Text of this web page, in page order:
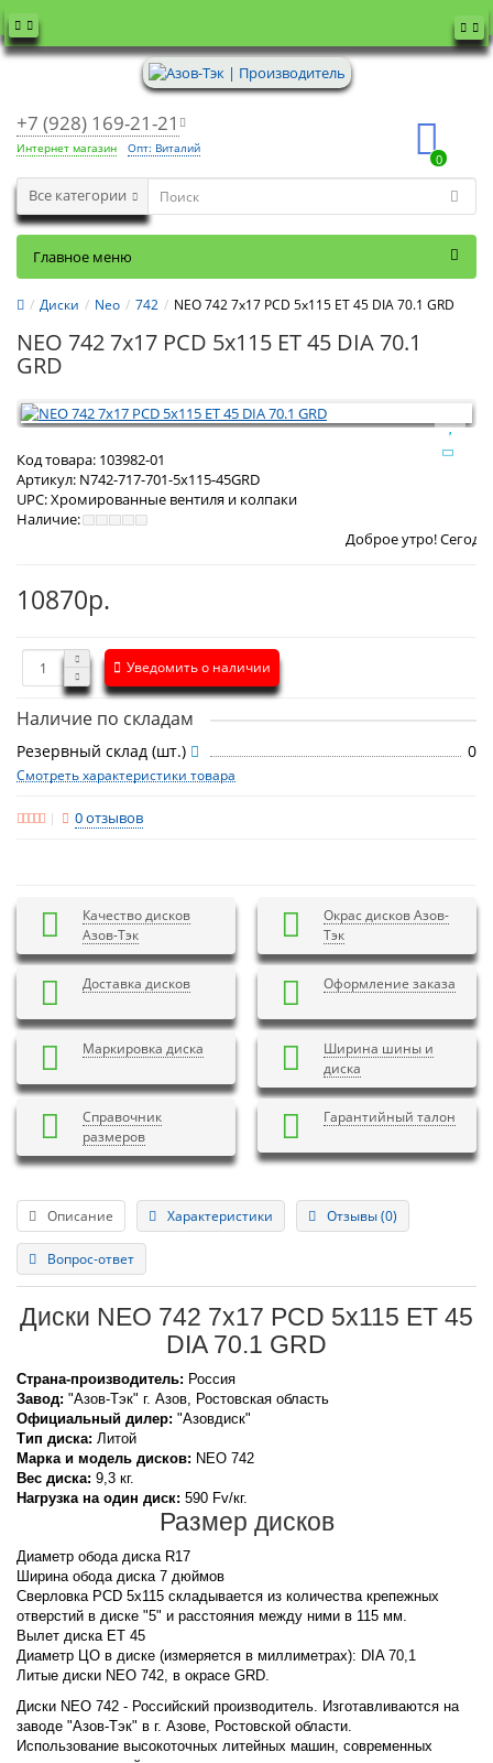
+7 (928) 169-21-21
Интернет магазин Опт: Виталий
0
Все категории
Главное меню
Диски Neo 742 NEO 742 7x17 PCD 5x115 ET 45 DIA 70.1 GRD
NEO 742 7x17 PCD 5x115 ET 45 DIA 70.1
GRD
Код товара: 103982-01
Артикул: N742-717-701-5x115-45GRD
UPC:Хромированные вентиля и колпаки
Наличие:
Доброе утро! СегодняЧетверг 6
10870р.
Уведомить о наличии
Наличие по складам
Резервный склад (шт.) 0
Смотреть характеристики товара
0 отзывов
Качество дисков
Азов-Тэк
Окрас дисков Азов-
Тэк
Доставка дисков Оформление заказа
Маркировка диска
Ширина шины и
диска
Справочник
размеров
Гарантийный талон
Описание Характеристики Отзывы (0)
Вопрос-ответ
Диски NEO 742 7x17 PCD 5x115 ET 45
DIA 70.1 GRD
Страна-производитель: Россия
Завод: "Азов-Тэк" г. Азов, Ростовская область
Официальный дилер: "Азовдиск"
Тип диска: Литой
Марка и модель дисков: NEO 742
Вес диска: 9,3 кг.
Нагрузка на один диск: 590 Fv/кг.
Размер дисков
Диаметр обода диска R17
Ширина обода диска 7 дюймов
Сверловка PCD 5x115 складывается из количества крепежных
отверстий в диске "5" и расстояния между ними в 115 мм.
Вылет диска ET 45
Диаметр ЦО в диске (измеряется в миллиметрах): DIA 70,1
Литые диски NEO 742, в окрасе GRD.
Диски NEO 742 - Российский производитель. Изготавливаются на
заводе "Азов-Тэк" в г. Азове, Ростовской области.
Использование высокоточных литейных машин, современных